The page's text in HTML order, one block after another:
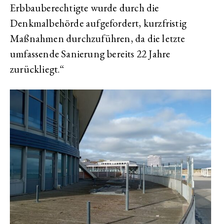
Erbbauberechtigte wurde durch die
Denkmalbehörde aufgefordert, kurzfristig
Maßnahmen durchzuführen, da die letzte
umfassende Sanierung bereits 22 Jahre
zurückliegt.“